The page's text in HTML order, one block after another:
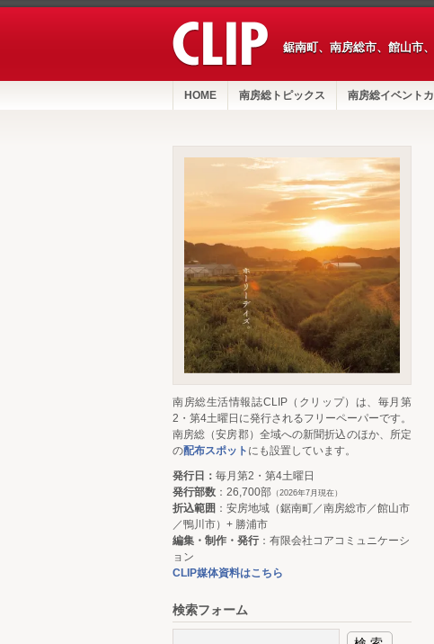
鋸南町、南房総市、館山市
HOME 南房総トピックス 南房総イベント
南房総生活情報誌CLIP（クリップ）は、毎月第
2・第4土曜日に発行されるフリーペーパーです。
南房総（安房郡）全域への新聞折込のほか、所定
の配布スポット にも設置しています。
発行日： 毎月第2・第4土曜日
発行部数 ：26,700部 （2026年7月現在）
折込範囲 ：安房地域（鋸南町／南房総市／館山市
／鴨川市）+ 勝浦市
編集・制作・発行：有限会社コアコミュニケーシ
ョン
CLIP媒体資料はこちら
検索フォーム